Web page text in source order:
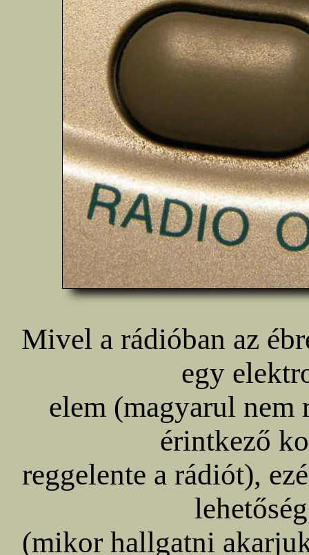
Mivel a rádióban az
egy
elem (magyarul nem
érintkező
reggelente a rádiót),
(mikor hallgatni